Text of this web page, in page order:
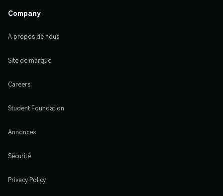
Company
À propos de nous
Site de marque
Careers
Student Foundation
Annonces
Sécurité
Privacy Policy